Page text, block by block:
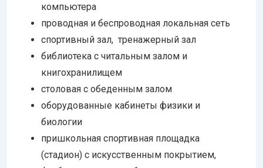
компьютера
проводная и беспроводная локальная сеть
спортивный зал, тренажерный зал
библиотека с читальным залом и
книгохранилищем
столовая с обеденным залом
оборудованные кабинеты физики и
биологии
пришкольная спортивная площадка
(стадион) с искусственным покрытием,